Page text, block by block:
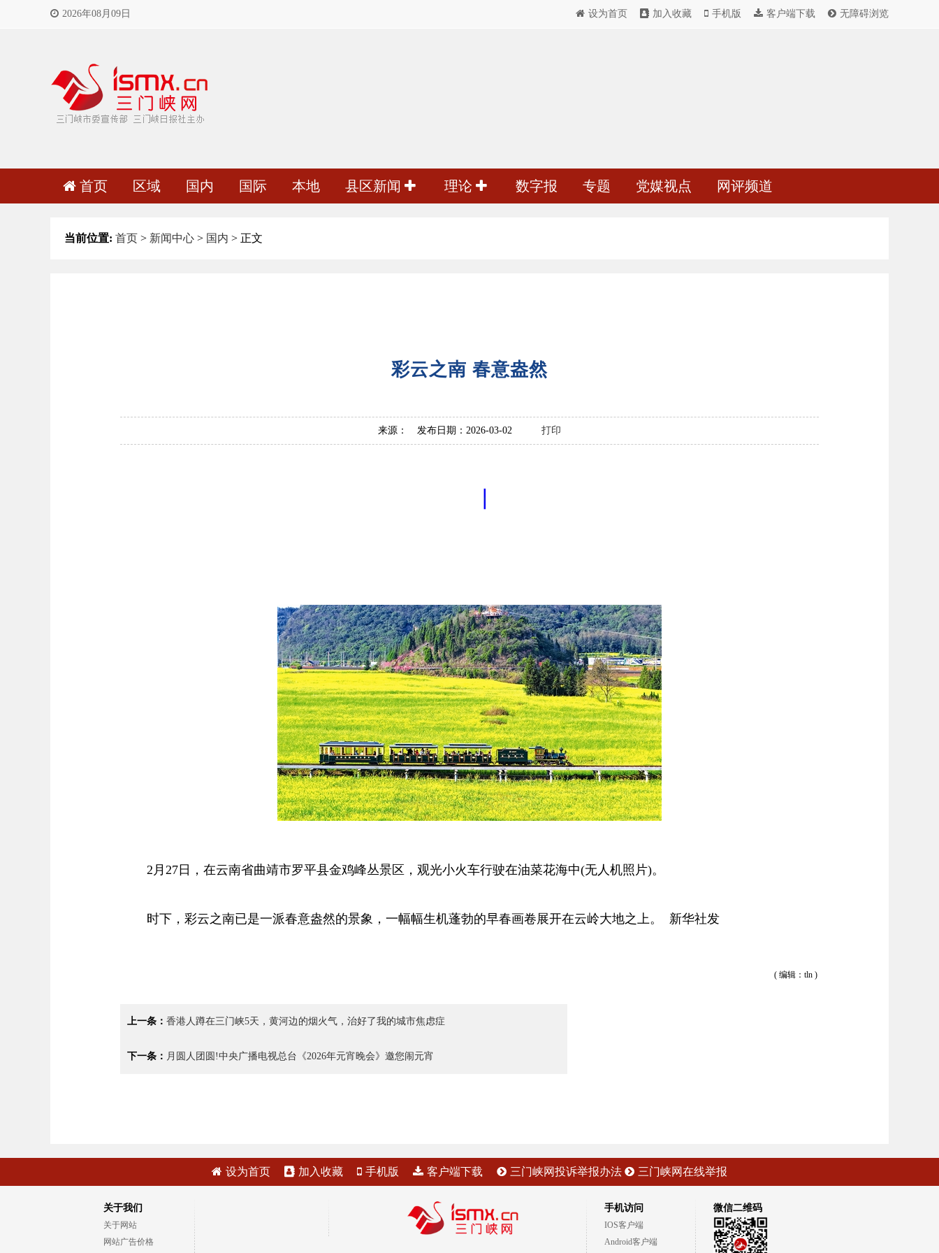
2026年08月09日 设为首页 加入收藏 手机版 客户端下载 无障碍浏览
首页 区域 国内 国际 本地 县区新闻 理论 数字报 专题 党媒视点 网评频道
当前位置: 首页 > 新闻中心 > 国内 > 正文
彩云之南 春意盎然
来源： 发布日期：2026-03-02 打印
2月27日，在云南省曲靖市罗平县金鸡峰丛景区，观光小火车行驶在油菜花海中(无人机照片)。
时下，彩云之南已是一派春意盎然的景象，一幅幅生机蓬勃的早春画卷展开在云岭大地之上。 新华社发
( 编辑：tln )
上一条： 香港人蹲在三门峡5天，黄河边的烟火气，治好了我的城市焦虑症
下一条： 月圆人团圆!中央广播电视总台《2026年元宵晚会》邀您闹元宵
设为首页 加入收藏 手机版 客户端下载 三门峡网投诉举报办法 三门峡网在线举报
关于我们
关于网站
网站广告价格
手机访问
IOS客户端
Android客户端
微信二维码